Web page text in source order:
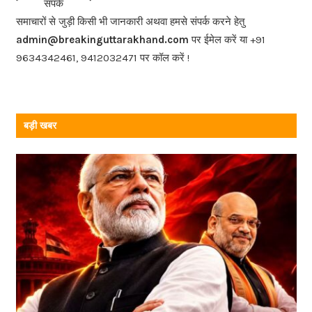
o
o
k
संपर्क
समाचारों से जुड़ी किसी भी जानकारी अथवा हमसे संपर्क करने हेतु
admin@breakinguttarakhand.com पर ईमेल करें या +91
9634342461, 9412032471 पर कॉल करें !
बड़ी खबर